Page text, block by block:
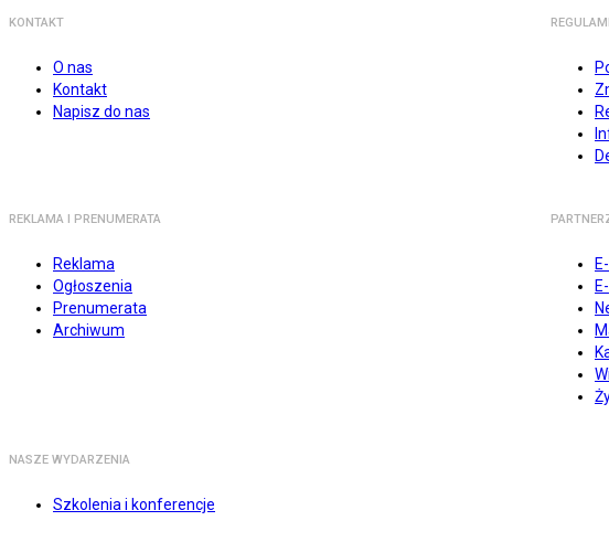
KONTAKT
O nas
Kontakt
Napisz do nas
REKLAMA I PRENUMERATA
Reklama
Ogłoszenia
Prenumerata
Archiwum
NASZE WYDARZENIA
Szkolenia i konferencje